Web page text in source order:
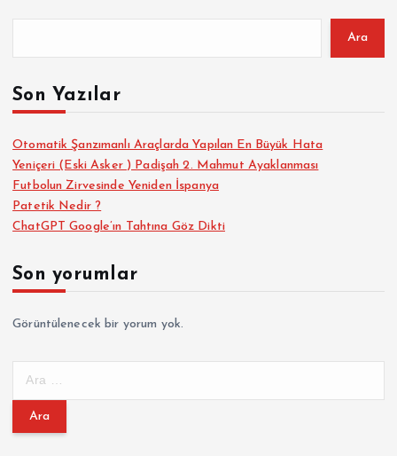
Ara
Son Yazılar
Otomatik Şanzımanlı Araçlarda Yapılan En Büyük Hata
Yeniçeri (Eski Asker ) Padişah 2. Mahmut Ayaklanması
Futbolun Zirvesinde Yeniden İspanya
Patetik Nedir ?
ChatGPT Google’ın Tahtına Göz Dikti
Son yorumlar
Görüntülenecek bir yorum yok.
m